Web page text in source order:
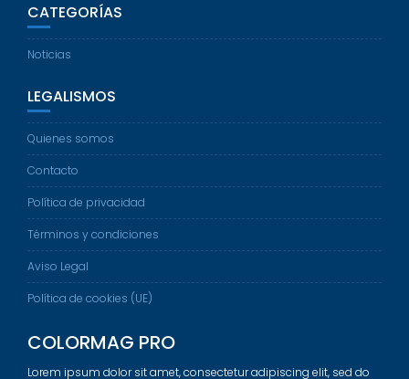
CATEGORÍAS
Noticias
LEGALISMOS
Quienes somos
Contacto
Política de privacidad
Términos y condiciones
Aviso Legal
Política de cookies (UE)
COLORMAG PRO
Lorem ipsum dolor sit amet, consectetur adipiscing elit, sed do